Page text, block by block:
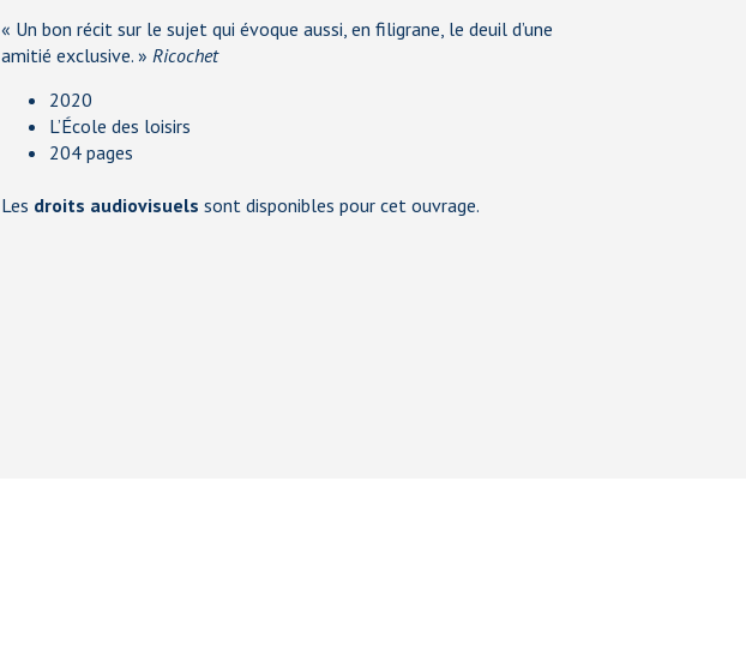
« Un bon récit sur le sujet qui évoque aussi, en filigrane, le deuil d’une
amitié exclusive. » Ricochet
2020
L’École des loisirs
204 pages
Les droits audiovisuels sont disponibles pour cet ouvrage.